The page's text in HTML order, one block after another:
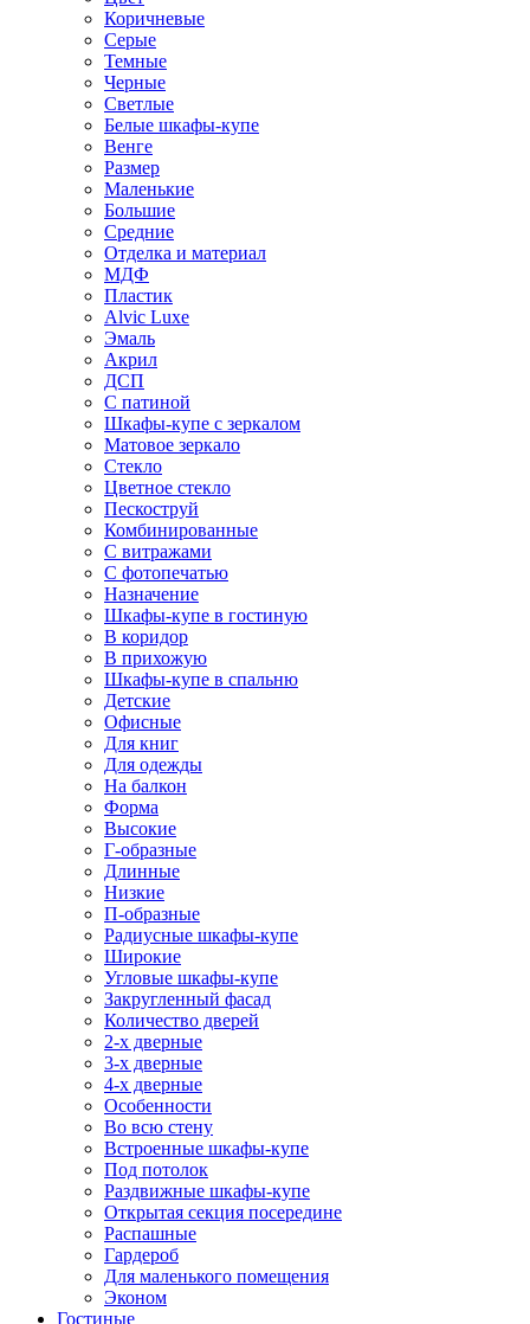
Коричневые
Серые
Темные
Черные
Светлые
Белые шкафы-купе
Венге
Размер
Маленькие
Большие
Средние
Отделка и материал
МДФ
Пластик
Alvic Luxe
Эмаль
Акрил
ДСП
С патиной
Шкафы-купе с зеркалом
Матовое зеркало
Стекло
Цветное стекло
Пескоструй
Комбинированные
С витражами
С фотопечатью
Назначение
Шкафы-купе в гостиную
В коридор
В прихожую
Шкафы-купе в спальню
Детские
Офисные
Для книг
Для одежды
На балкон
Форма
Высокие
Г-образные
Длинные
Низкие
П-образные
Радиусные шкафы-купе
Широкие
Угловые шкафы-купе
Закругленный фасад
Количество дверей
2-х дверные
3-х дверные
4-х дверные
Особенности
Во всю стену
Встроенные шкафы-купе
Под потолок
Раздвижные шкафы-купе
Открытая секция посередине
Распашные
Гардероб
Для маленького помещения
Эконом
Гостиные